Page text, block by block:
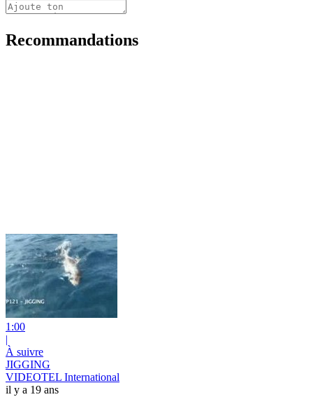
Recommandations
1:00
|
À suivre
JIGGING
VIDEOTEL International
il y a 19 ans